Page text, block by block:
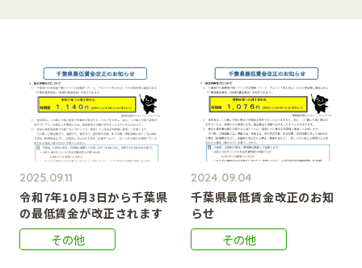
2025.09.11
令和7年10月3日から千葉県
の最低賃金が改正されます
その他
2024.09.04
千葉県最低賃金改正のお知
らせ
その他